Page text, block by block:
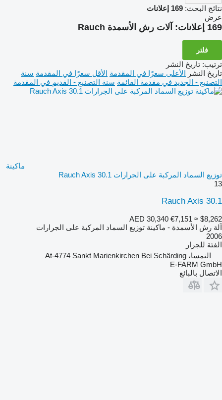
نتائج البحث: 169 إعلانات
عرض
169 إعلانات: آلات رش الأسمدة Rauch
فلتر
ترتيب: تاريخ النشر
تاريخ النشر الأعلى سعرًا في المقدمة الأقل سعرًا في المقدمة سنة
التصنيع - الجديد في مقدمة القائمة سنة التصنيع - القديم في المقدمة
ماكينة
توزيع السماد المركبة على الجرارات Rauch Axis 30.1
13
Rauch Axis 30.1
AED 30,340 €7,151 ≈ $8,262
آلة رش الأسمدة - ماكينة توزيع السماد المركبة على الجرارات
2006
الفئة للجرار
النمسا، At-4774 Sankt Marienkirchen Bei Schärding
E-FARM GmbH
الاتصال بالبائع